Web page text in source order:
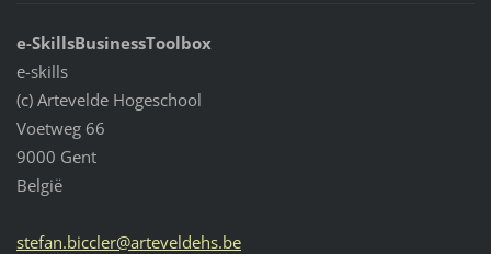
e-SkillsBusinessToolbox
e-skills
(c) Artevelde Hogeschool
Voetweg 66
9000 Gent
België
stefan.biccler@arteveldehs.be